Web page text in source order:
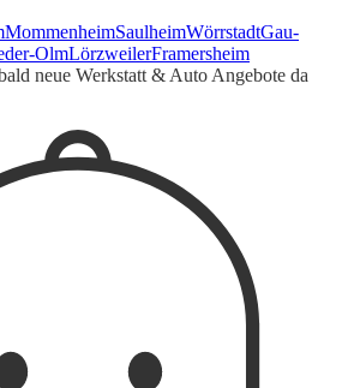
MommenheimSaulheimWörrstadtGau-
OlmLörzweilerFramersheim
neue Werkstatt & Auto Angebote da